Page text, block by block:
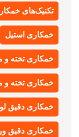
تکنیک‌های
خمکاری استیل
خمکاری تخته و
خمکاری تخته و
خمکاری دقیق
خمکاری دقیق